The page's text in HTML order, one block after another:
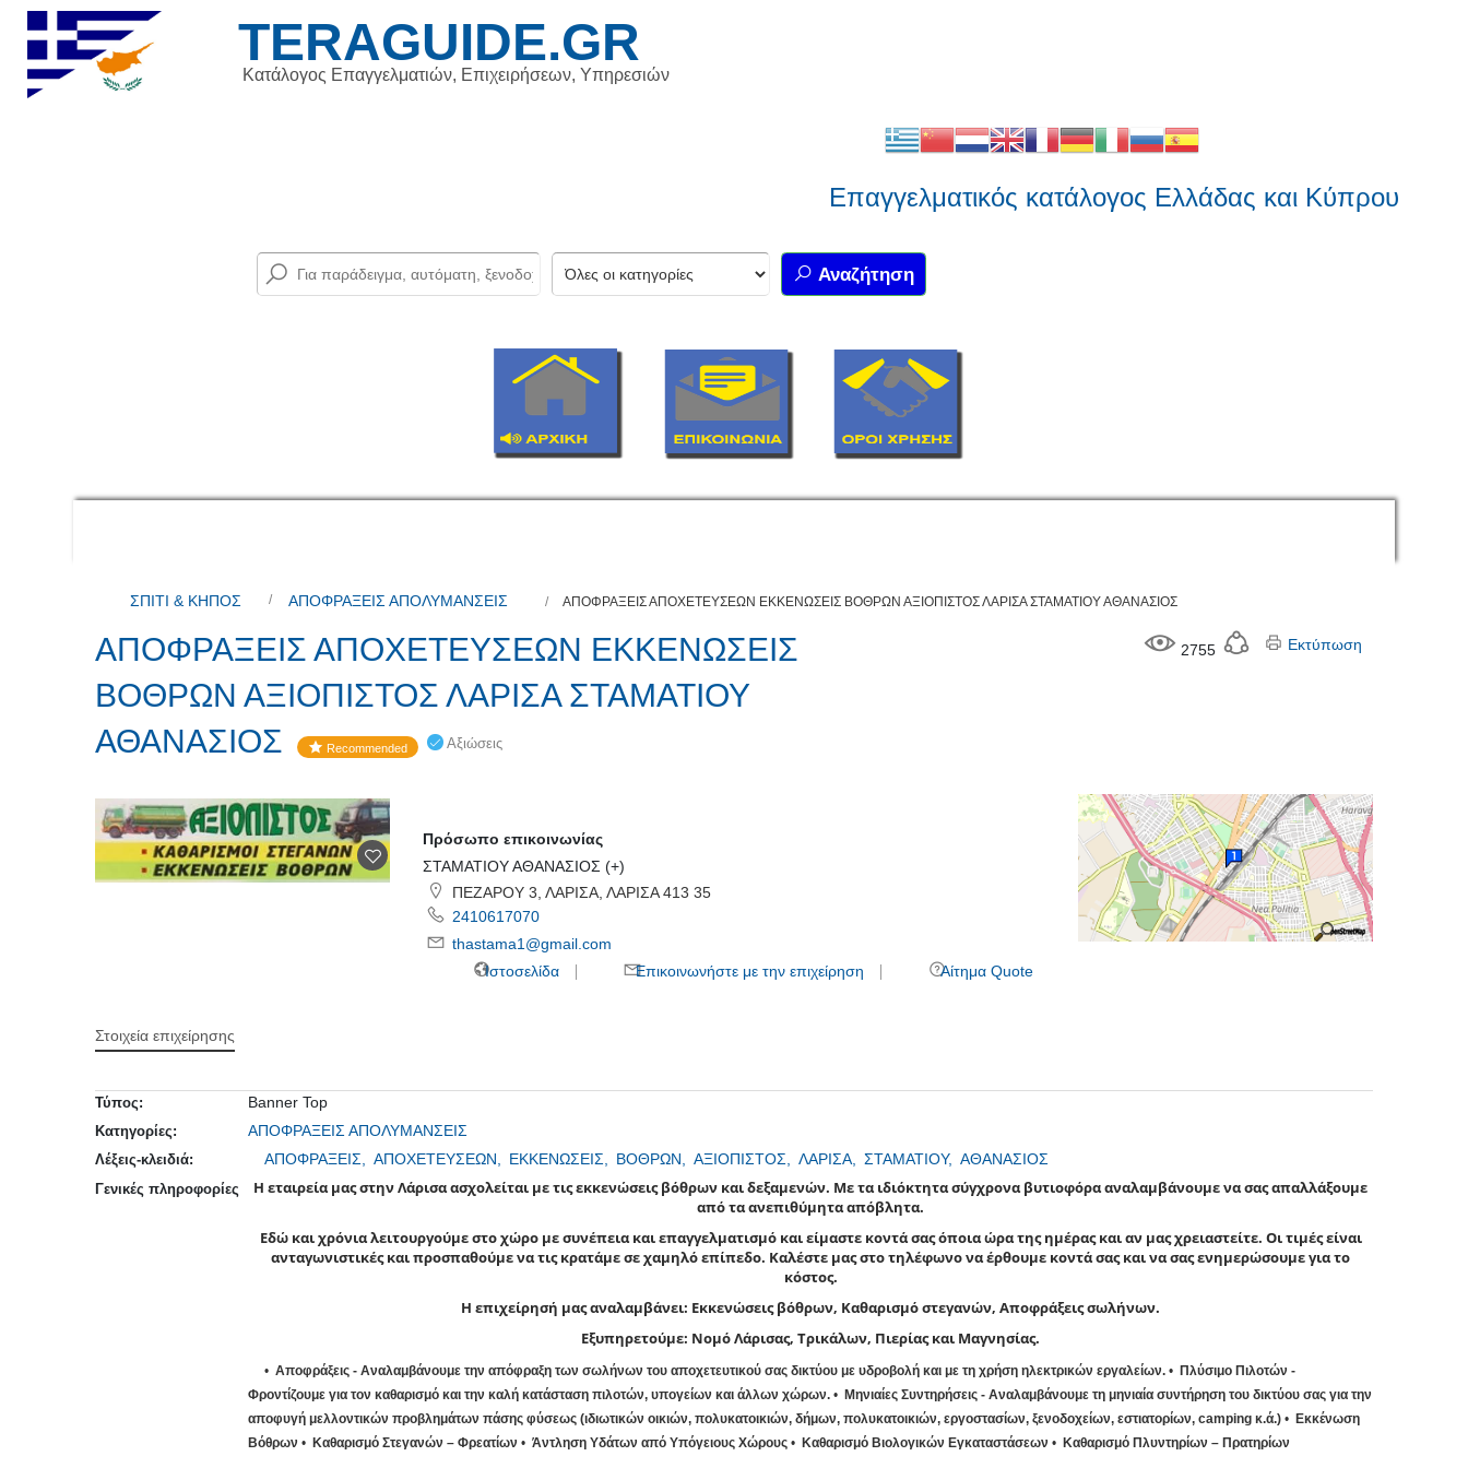
Κατάλογος Επαγγελματιών, Επιχειρήσεων, Υπηρεσιών
TERAGUIDE.GR
Επαγγελματικός κατάλογος Ελλάδας και Κύπρου
Αναζήτηση
ΣΠΙΤΙ & ΚΗΠΟΣ ΑΠΟΦΡΑΞΕΙΣ ΑΠΟΛΥΜΑΝΣΕΙΣ ΑΠΟΦΡΑΞΕΙΣ ΑΠΟΧΕΤΕΥΣΕΩΝ ΕΚΚΕΝΩΣΕΙΣ ΒΟΘΡΩΝ ΑΞΙΟΠΙΣΤΟΣ ΛΑΡΙΣΑ ΣΤΑΜΑΤΙΟΥ ΑΘΑΝΑΣΙΟΣ
ΑΠΟΦΡΑΞΕΙΣ ΑΠΟΧΕΤΕΥΣΕΩΝ ΕΚΚΕΝΩΣΕΙΣ
ΒΟΘΡΩΝ ΑΞΙΟΠΙΣΤΟΣ ΛΑΡΙΣΑ ΣΤΑΜΑΤΙΟΥ
ΑΘΑΝΑΣΙΟΣ
Recommended Αξιώσεις
2755 Εκτύπωση
Πρόσωπο επικοινωνίας
ΣΤΑΜΑΤΙΟΥ ΑΘΑΝΑΣΙΟΣ (+)
ΠΕΖΑΡΟΥ 3, ΛΑΡΙΣΑ, ΛΑΡΙΣΑ 413 35
2410617070
thastama1@gmail.com
Ιστοσελίδα
Επικοινωνήστε με την επιχείρηση Αίτημα Quote
Στοιχεία επιχείρησης
Τύπος: Banner Top
Κατηγορίες: ΑΠΟΦΡΑΞΕΙΣ ΑΠΟΛΥΜΑΝΣΕΙΣ
Λέξεις-κλειδιά: ΑΠΟΦΡΑΞΕΙΣ, ΑΠΟΧΕΤΕΥΣΕΩΝ, ΕΚΚΕΝΩΣΕΙΣ, ΒΟΘΡΩΝ, ΑΞΙΟΠΙΣΤΟΣ, ΛΑΡΙΣΑ, ΣΤΑΜΑΤΙΟΥ, ΑΘΑΝΑΣΙΟΣ
Γενικές πληροφορίες
Η εταιρεία μας στην Λάρισα ασχολείται με τις εκκενώσεις βόθρων και δεξαμενών. Με τα ιδιόκτητα σύγχρονα βυτιοφόρα αναλαμβάνουμε να σας απαλλάξουμε
από τα ανεπιθύμητα απόβλητα.
Εδώ και χρόνια λειτουργούμε στο χώρο με συνέπεια και επαγγελματισμό και είμαστε κοντά σας όποια ώρα της ημέρας και αν μας χρειαστείτε. Οι τιμές είναι
ανταγωνιστικές και προσπαθούμε να τις κρατάμε σε χαμηλό επίπεδο. Καλέστε μας στο τηλέφωνο να έρθουμε κοντά σας και να σας ενημερώσουμε για το
κόστος.
Η επιχείρησή μας αναλαμβάνει: Εκκενώσεις βόθρων, Καθαρισμό στεγανών, Αποφράξεις σωλήνων.
Εξυπηρετούμε: Νομό Λάρισας, Τρικάλων, Πιερίας και Μαγνησίας.
Αποφράξεις - Αναλαμβάνουμε την απόφραξη των σωλήνων του αποχετευτικού σας δικτύου με υδροβολή και με τη χρήση ηλεκτρικών εργαλείων.
Πλύσιμο Πιλοτών -
Φροντίζουμε για τον καθαρισμό και την καλή κατάσταση πιλοτών, υπογείων και άλλων χώρων.
Μηνιαίες Συντηρήσεις - Αναλαμβάνουμε τη μηνιαία συντήρηση του δικτύου σας για την
αποφυγή μελλοντικών προβλημάτων πάσης φύσεως (ιδιωτικών οικιών, πολυκατοικιών, δήμων, πολυκατοικιών, εργοστασίων, ξενοδοχείων, εστιατορίων, camping κ.ά.)
Εκκένωση
Βόθρων
Καθαρισμό Στεγανών – Φρεατίων Άντληση Υδάτων από Υπόγειους Χώρους Καθαρισμό Βιολογικών Εγκαταστάσεων Καθαρισμό Πλυντηρίων – Πρατηρίων